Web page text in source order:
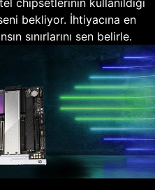
chipsetlerinin kullanıldığı
bekliyor. İhtiyacına en
sınırlarını sen belirle.